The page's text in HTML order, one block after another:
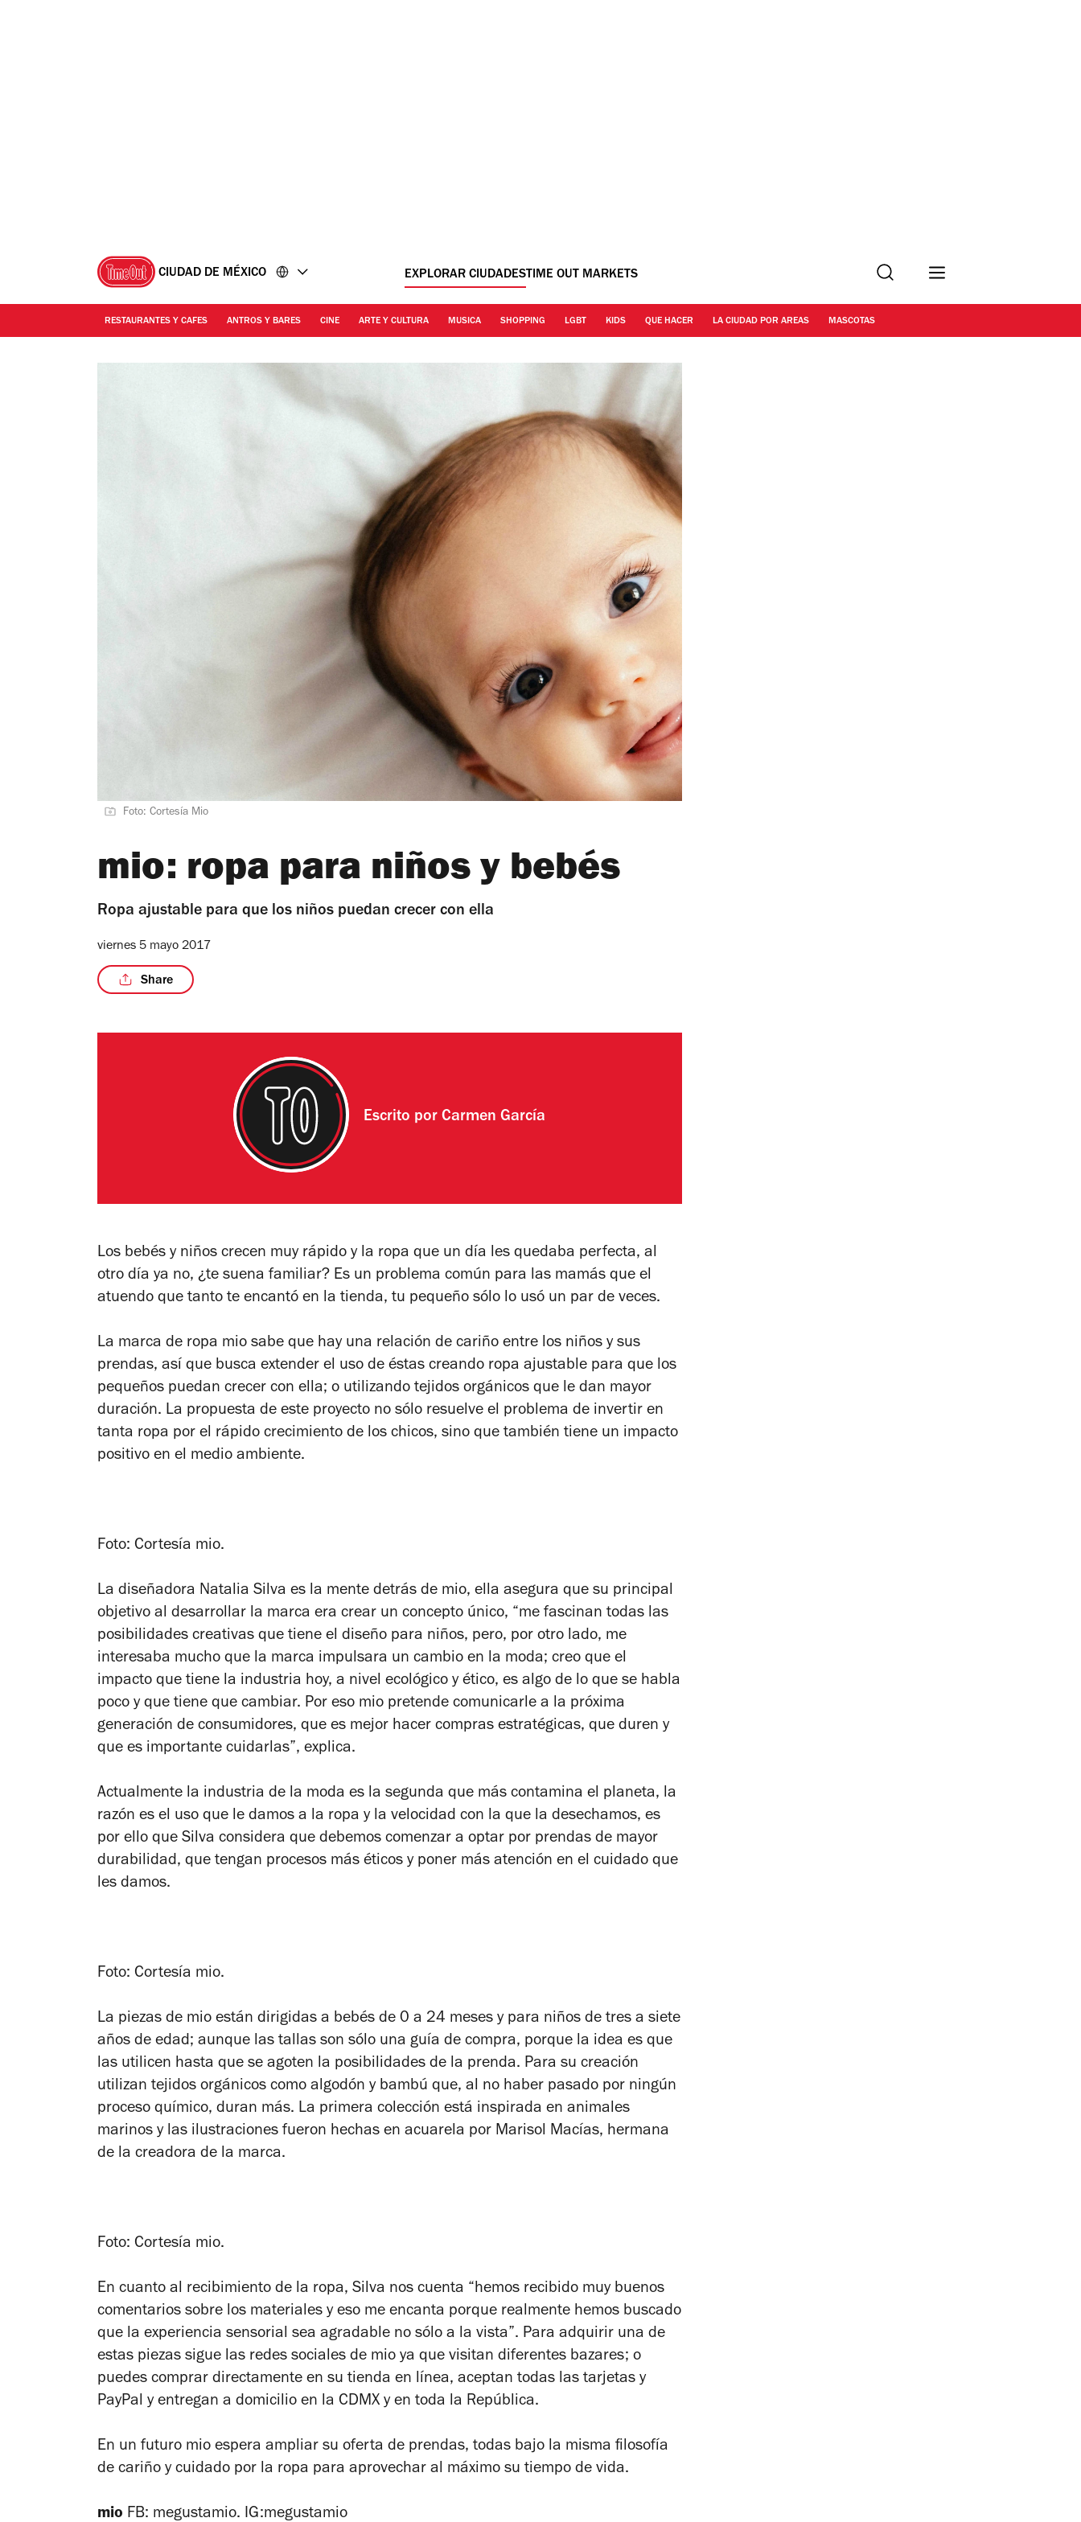
CIUDAD DE MÉXICO EXPLORAR CIUDADESTIME OUT MARKETS Buscar
RESTAURANTES Y CAFES ANTROS Y BARES CINE ARTE Y CULTURA MUSICA SHOPPING LGBT KIDS QUE HACER LA CIUDAD POR AREAS MASCOTAS
Foto: Cortesía Mio
mio: ropa para niños y bebés
Ropa ajustable para que los niños puedan crecer con ella
viernes 5 mayo 2017
Share
Escrito porCarmen García
Los bebés y niños crecen muy rápido y la ropa que un día les quedaba perfecta, al
otro día ya no, ¿te suena familiar? Es un problema común para las mamás que el
atuendo que tanto te encantó en la tienda, tu pequeño sólo lo usó un par de veces.
La marca de ropa mio sabe que hay una relación de cariño entre los niños y sus
prendas, así que busca extender el uso de éstas creando ropa ajustable para que los
pequeños puedan crecer con ella; o utilizando tejidos orgánicos que le dan mayor
duración. La propuesta de este proyecto no sólo resuelve el problema de invertir en
tanta ropa por el rápido crecimiento de los chicos, sino que también tiene un impacto
positivo en el medio ambiente.
Foto: Cortesía mio.
La diseñadora Natalia Silva es la mente detrás de mio, ella asegura que su principal
objetivo al desarrollar la marca era crear un concepto único, “me fascinan todas las
posibilidades creativas que tiene el diseño para niños, pero, por otro lado, me
interesaba mucho que la marca impulsara un cambio en la moda; creo que el
impacto que tiene la industria hoy, a nivel ecológico y ético, es algo de lo que se habla
poco y que tiene que cambiar. Por eso mio pretende comunicarle a la próxima
generación de consumidores, que es mejor hacer compras estratégicas, que duren y
que es importante cuidarlas”, explica.
Actualmente la industria de la moda es la segunda que más contamina el planeta, la
razón es el uso que le damos a la ropa y la velocidad con la que la desechamos, es
por ello que Silva considera que debemos comenzar a optar por prendas de mayor
durabilidad, que tengan procesos más éticos y poner más atención en el cuidado que
les damos.
Foto: Cortesía mio.
La piezas de mio están dirigidas a bebés de 0 a 24 meses y para niños de tres a siete
años de edad; aunque las tallas son sólo una guía de compra, porque la idea es que
las utilicen hasta que se agoten la posibilidades de la prenda. Para su creación
utilizan tejidos orgánicos como algodón y bambú que, al no haber pasado por ningún
proceso químico, duran más. La primera colección está inspirada en animales
marinos y las ilustraciones fueron hechas en acuarela por Marisol Macías, hermana
de la creadora de la marca.
Foto: Cortesía mio.
En cuanto al recibimiento de la ropa, Silva nos cuenta “hemos recibido muy buenos
comentarios sobre los materiales y eso me encanta porque realmente hemos buscado
que la experiencia sensorial sea agradable no sólo a la vista”. Para adquirir una de
estas piezas sigue las redes sociales de mio ya que visitan diferentes bazares; o
puedes comprar directamente en su tienda en línea, aceptan todas las tarjetas y
PayPal y entregan a domicilio en la CDMX y en toda la República.
En un futuro mio espera ampliar su oferta de prendas, todas bajo la misma filosofía
de cariño y cuidado por la ropa para aprovechar al máximo su tiempo de vida.
mio FB: megustamio. IG:megustamio